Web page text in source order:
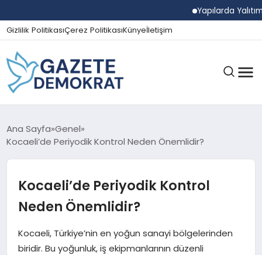
Yapılarda Yalıtım Ve
Gizlilik PolitikasıÇerez PolitikasıKünyeİletişim
GÜNDEM
SPOR
Ana Sayfa Genel
Kocaeli’de Periyodik Kontrol Neden Önemlidir?
Kocaeli’de Periyodik Kontrol
Neden Önemlidir?
Kocaeli, Türkiye’nin en yoğun sanayi bölgelerinden
biridir. Bu yoğunluk, iş ekipmanlarının düzenli